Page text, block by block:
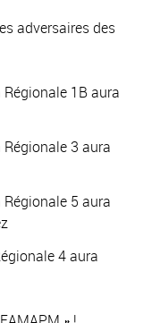
adversaires des
1B aura
3 aura
5 aura
4 aura